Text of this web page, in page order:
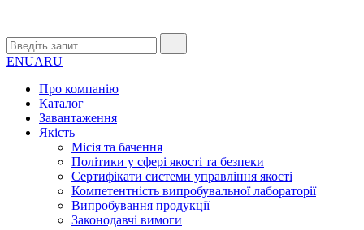
ENUARU
Про компанію
Каталог
Завантаження
Якість
Місія та бачення
Політики у сфері якості та безпеки
Сертифікати системи управління якості
Компетентність випробувальної лабораторії
Випробування продукції
Законодавчі вимоги